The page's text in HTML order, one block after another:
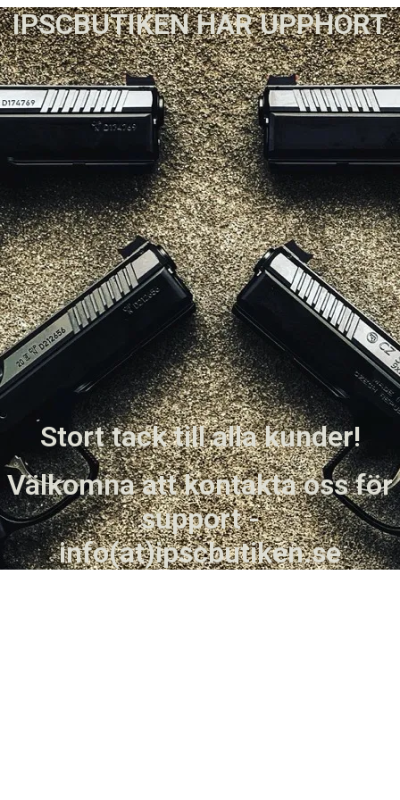
IPSCBUTIKEN HAR UPPHÖRT
Stort tack till alla kunder!
Välkomna att kontakta oss för
support -
info(at)ipscbutiken.se